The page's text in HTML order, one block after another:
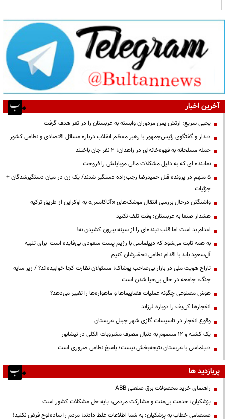
آخرین اخبار
یحیی سریع: ارتش یمن مزدوران وابسته به عربستان را در تعز هدف گرفت
دیدار و گفتگوی رئیس‌جمهور با رهبر معظم انقلاب درباره مسائل اقتصادی و نظامی کشور
حمله مسلحانه به قهوه‌خانه‌ای در زاهدان؛ ۲ نفر جان باختند
نماینده ای که به دلیل مشکلات مالی موبایلش را فروخت
۵ متهم در پرونده قتل حمیدرضا رجب‌زاده دستگیر شدند/ یک زن در میان دستگیرشدگان +
جزئیات
واشنگتن درحال بررسی انتقال موشک‌های «آتاکامس» به اوکراین از طریق ترکیه
هشدار صنعا به عربستان: وقت تلف نکنید
اعدام بد است اما قلب تپنده‌ای را از سینه بیرون کشیدن نه!
به همه ثابت می‌شود که دیپلماسی با رژیم پست سعودی بی‌فایده است| برای تنبیه
آل‌سعود باید با اقدام نظامی تحقیرشان کنیم
تاراج هویت ملی در بازار بی‌صاحب پوشاک؛ مسئولان نظارت کجا خوابیده‌اند؟ / زیر سایه
جنگ، جامعه در حال بی‌حیا شدن است
هوش مصنوعی چگونه عملیات فضاپیماها و ماهواره‌ها را تغییر می‌دهد؟
انفجارها کی‌یف را دوباره لرزاند
وقوع انفجار در تاسیسات گازی شهر جبیل عربستان
یک کشته و ۱۲ مسموم به دنبال مصرف مشروبات الکلی در نیشابور
دیپلماسی با عربستان نتیجه‌بخش نیست؛ پاسخ نظامی ضروری است
پربازدید ها
راهنمای خرید محصولات برق صنعتی ABB
پزشکیان: خدمت بی‌منت و مشارکت مردمی، پایه حل مشکلات کشور است
صمصامی خطاب به پزشکیان: به شما اطلاعات غلط دادند؛ مردم را ساده‌لوح فرض نکنید!